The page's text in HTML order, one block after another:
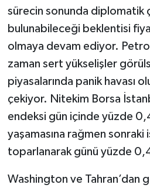
sürecin sonunda diplomatik
bulunabileceği beklentisi
olmaya devam ediyor.
zaman sert yükselişler
piyasalarında panik havası
çekiyor. Nitekim Borsa
endeksi gün içinde yüzde
yaşamasına rağmen sonraki
toparlanarak günü yüzde
Washington ve Tahran’dan